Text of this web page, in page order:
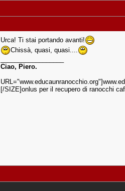
Urca! Ti stai portando avanti!
Chissà, quasi, quasi....
Ciao, Piero.
[/SIZE]onlus per il recupero di ranocchi